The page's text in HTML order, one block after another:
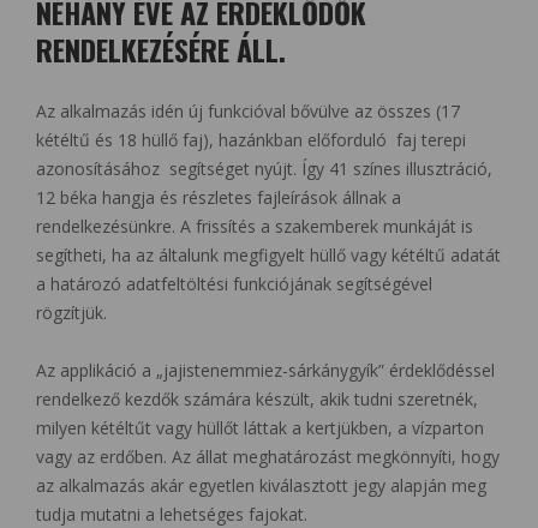
NÉHÁNY ÉVE AZ ÉRDEKLŐDŐK
RENDELKEZÉSÉRE ÁLL.
Az alkalmazás idén új funkcióval bővülve az összes (17
kétéltű és 18 hüllő faj), hazánkban előforduló faj terepi
azonosításához segítséget nyújt. Így 41 színes illusztráció,
12 béka hangja és részletes fajleírások állnak a
rendelkezésünkre. A frissítés a szakemberek munkáját is
segítheti, ha az általunk megfigyelt hüllő vagy kétéltű adatát
a határozó adatfeltöltési funkciójának segítségével
rögzítjük.
Az applikáció a „jajistenemmiez-sárkánygyík” érdeklődéssel
rendelkező kezdők számára készült, akik tudni szeretnék,
milyen kétéltűt vagy hüllőt láttak a kertjükben, a vízparton
vagy az erdőben. Az állat meghatározást megkönnyíti, hogy
az alkalmazás akár egyetlen kiválasztott jegy alapján meg
tudja mutatni a lehetséges fajokat.